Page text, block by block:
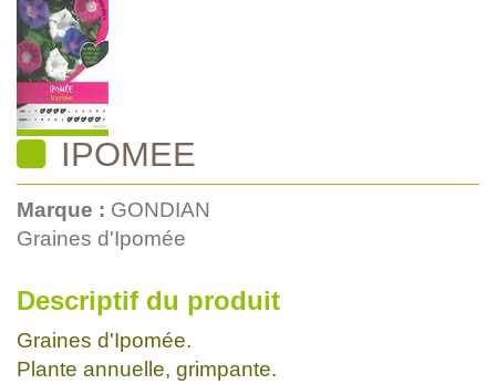
IPOMEE
Marque : GONDIAN
Graines d'Ipomée
Descriptif du produit
Graines d'Ipomée.
Plante annuelle, grimpante.